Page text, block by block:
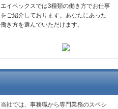
エイペックスでは3種類の働き方でお仕事
をご紹介しております。あなたにあった
働き方を選んでいただけます。
当社では、事務職から専門業務のスペシ